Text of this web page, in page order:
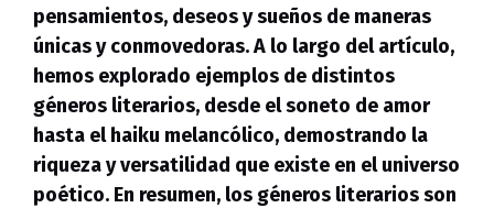
pensamientos, deseos y sueños de maneras
únicas y conmovedoras. A lo largo del artículo,
hemos explorado ejemplos de distintos
géneros literarios, desde el soneto de amor
hasta el haiku melancólico, demostrando la
riqueza y versatilidad que existe en el universo
poético. En resumen, los géneros literarios son